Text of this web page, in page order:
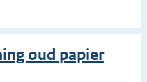
oud papier